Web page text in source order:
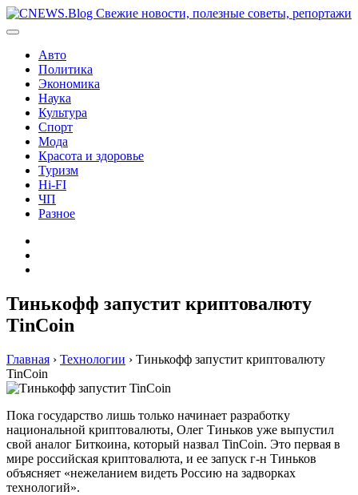
Перейти
к
Авто
Политика
Экономика
Наука
Культура
Спорт
Мода
Красота и здоровье
Туризм
Hi-FI
ЧП
Разное
Тинькофф запустит криптовалюту
TinCoin
Главная › Технологии › Тинькофф запустит криптовалюту
TinCoin
Пока государство лишь только начинает разработку
национальной криптовалюты, Олег Тиньков уже выпустил
свой аналог Биткоина, который назвал TinCoin. Это первая в
мире российская криптовалюта, и ее запуск г-н Тиньков
объясняет «нежеланием видеть Россию на задворках
технологий».